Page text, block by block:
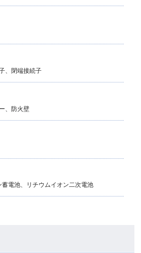
、閉端接続子
、防火壁
蓄電池、リチウムイオン二次電池